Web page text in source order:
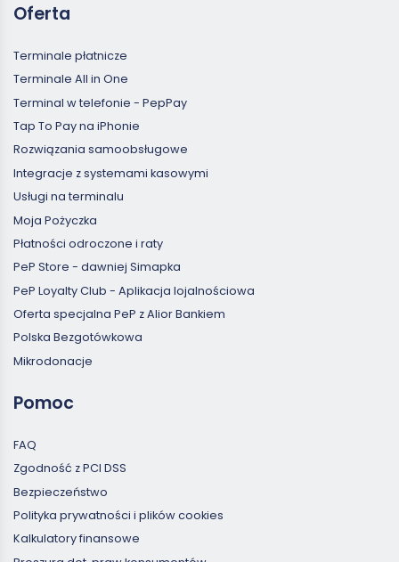
Oferta
Terminale płatnicze
Terminale All in One
Terminal w telefonie - PepPay
Tap To Pay na iPhonie
Rozwiązania samoobsługowe
Integracje z systemami kasowymi
Usługi na terminalu
Moja Pożyczka
Płatności odroczone i raty
PeP Store - dawniej Simapka
PeP Loyalty Club - Aplikacja lojalnościowa
Oferta specjalna PeP z Alior Bankiem
Polska Bezgotówkowa
Mikrodonacje
Pomoc
FAQ
Zgodność z PCI DSS
Bezpieczeństwo
Polityka prywatności i plików cookies
Kalkulatory finansowe